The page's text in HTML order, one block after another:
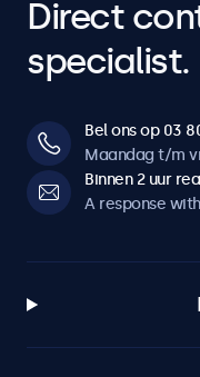
Direct
specialist.
Bel ons op 03
Maandag t/m
Binnen 2 uur
A response